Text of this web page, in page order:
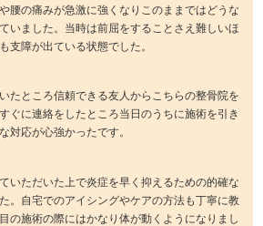
腰の痛みが急激に強くなりこのままではどうな
いました。当時は前屈をすることさえ難しいほ
支障が出ている状態でした。
たところ信頼できる友人からこちらの整骨院を
ぐに連絡をしたところ当日のうちに施術を引き
対応が心強かったです。
いただいた上で炎症を早く抑えるための的確な
。自宅でのアイシングやケアの方法も丁寧に教
の施術の際にはかなり体が動くようになりまし